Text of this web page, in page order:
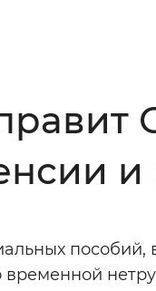
монохромный
пособий,